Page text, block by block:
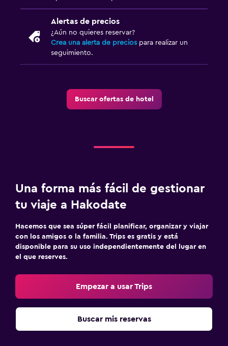
Alertas de precios
¿Aún no quieres reservar?
Crea una alerta de precios para realizar un
seguimiento.
Buscar ofertas de hotel
Una forma más fácil de gestionar
tu viaje a Hakodate
Hacemos que sea súper fácil planificar, organizar y viajar
con los amigos o la familia. Trips es gratis y está
disponible para su uso independientemente del lugar en
el que reserves.
Empezar a usar Trips
Buscar mis reservas